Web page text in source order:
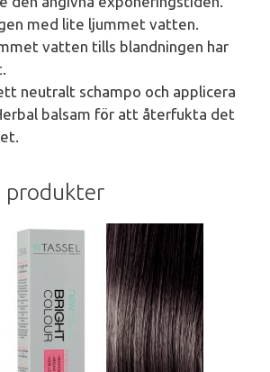
med lite ljummet vatten.
vatten tills blandningen har
neutralt schampo och applicera
balsam för att återfukta det
produkter